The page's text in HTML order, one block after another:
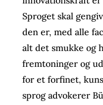
Sproget skal
den er, med alle
alt det smukke og
fremtoninger og
for et forfinet,
sprog advokerer